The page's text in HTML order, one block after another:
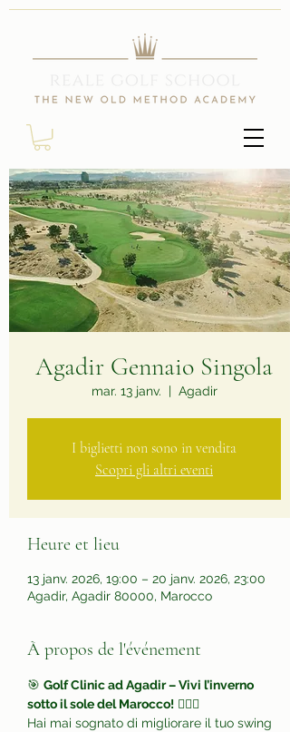
Agadir Gennaio Singola
mar. 13 janv.
  |
Agadir
I biglietti non sono in vendita
Scopri gli altri eventi
Heure et lieu
13 janv. 2026, 19:00 – 20 janv. 2026, 23:00
Agadir, Agadir 80000, Marocco
À propos de l'événement
🎯 Golf Clinic ad Agadir – Vivi l’inverno
sotto il sole del Marocco! 🏌️‍♂️🌴
Hai mai sognato di migliorare il tuo swing